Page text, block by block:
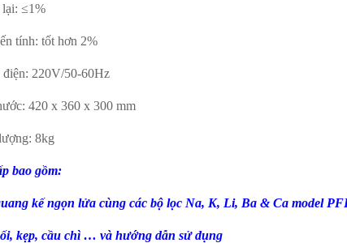
≤1%
tính: tốt hơn 2%
220V/50-60Hz
420 x 360 x 300 mm
8kg
bao gồm:
kế ngọn lửa cùng các bộ lọc Na, K, Li, Ba & Ca model
kẹp, cầu chì … và hướng dẫn sử dụng